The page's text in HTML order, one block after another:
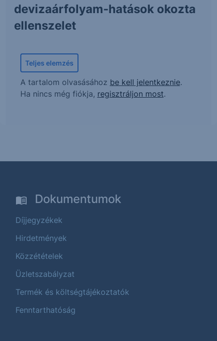
devizaárfolyam-hatások okozta
ellenszelet
Teljes elemzés
A tartalom olvasásához be kell jelentkeznie.
Ha nincs még fiókja, regisztráljon most.
Dokumentumok
Díjjegyzékek
Hirdetmények
Közzétételek
Üzletszabályzat
Termék és költségtájékoztatók
Fenntarthatóság